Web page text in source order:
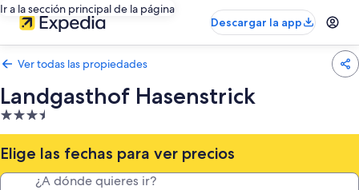
Ir a la sección principal de la página
Descargar la app
Ver todas las propiedades
Landgasthof Hasenstrick
Propiedad
de
3.5
estrellas
Elige las fechas para ver precios
¿A dónde quieres ir?